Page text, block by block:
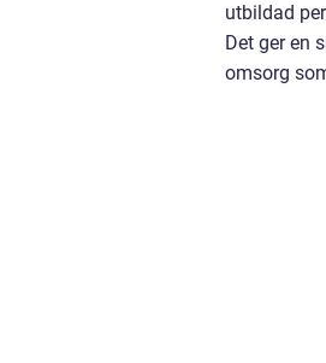
utbildad
Det ger en
omsorg